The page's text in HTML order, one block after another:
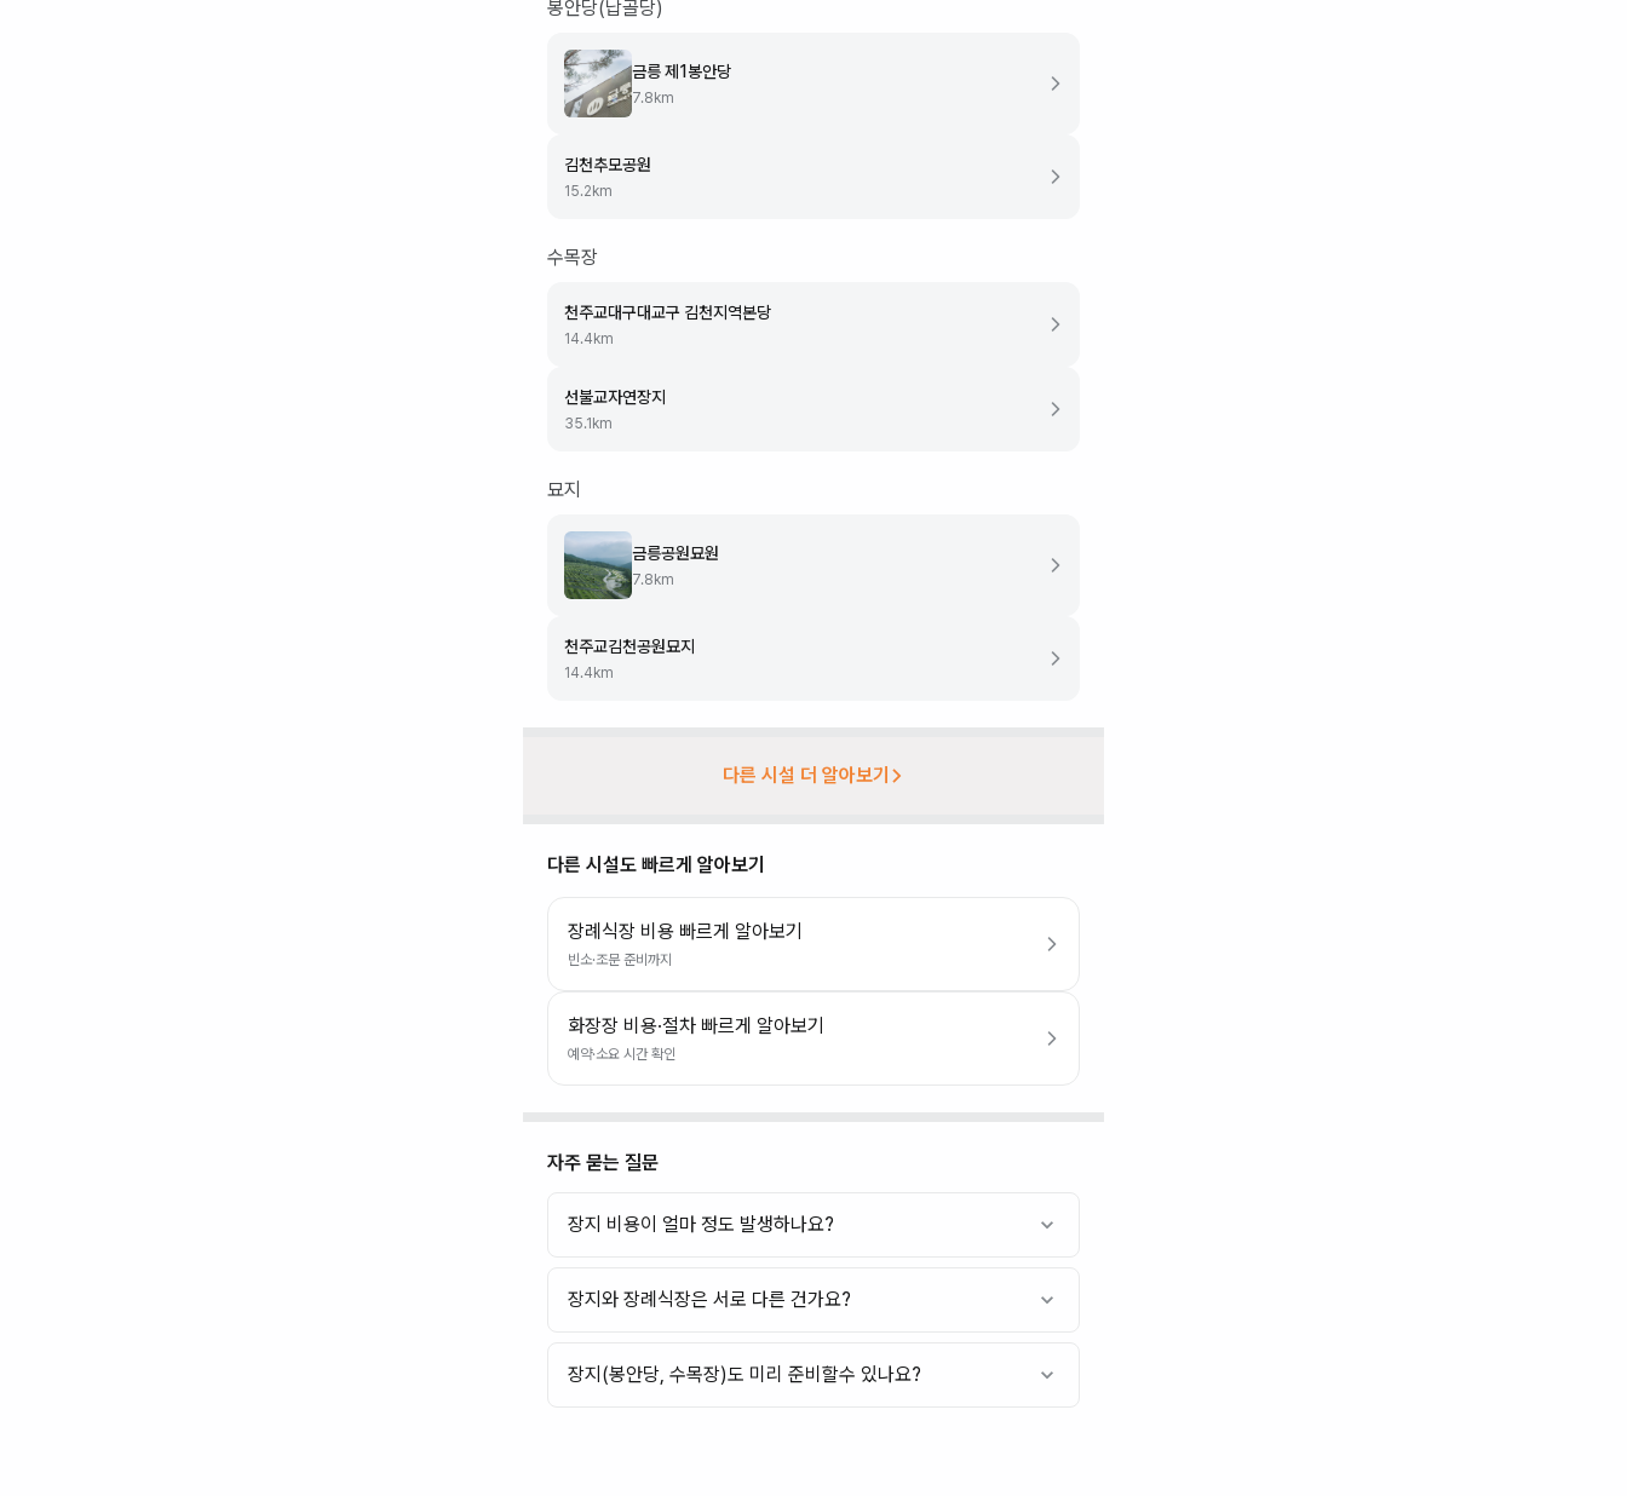
봉안당(납골당)
금릉 제1봉안당
7.8 km
김천추모공원
15.2 km
수목장
천주교대구대교구 김천지역본당
14.4 km
선불교자연장지
35.1 km
묘지
금릉공원묘원
7.8 km
천주교김천공원묘지
14.4 km
다른 시설 더 알아보기
다른 시설도 빠르게 알아보기
장례식장 비용 빠르게 알아보기
빈소·조문 준비까지
화장장 비용·절차 빠르게 알아보기
예약·소요 시간 확인
자주 묻는 질문
장지 비용이 얼마 정도 발생하나요?
장지와 장례식장은 서로 다른 건가요?
장지(봉안당, 수목장)도 미리 준비할수 있나요?